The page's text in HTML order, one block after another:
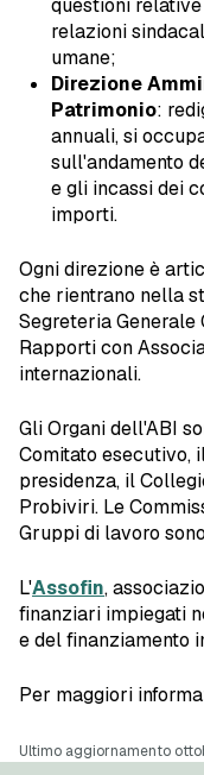
questioni
relazioni
umane;
Direzione
Patrimonio:
annuali, si
sull'andamento
e gli incassi dei
importi.
Ogni direzione è
che rientrano nella
Segreteria
Rapporti con
internazionali.
Gli Organi dell'ABI
Comitato esecutivo,
presidenza, il
Probiviri. Le
Gruppi di lavoro
L'Assofin,
finanziari impiegati
e del finanziamento
Per maggiori
Ultimo aggiornamento